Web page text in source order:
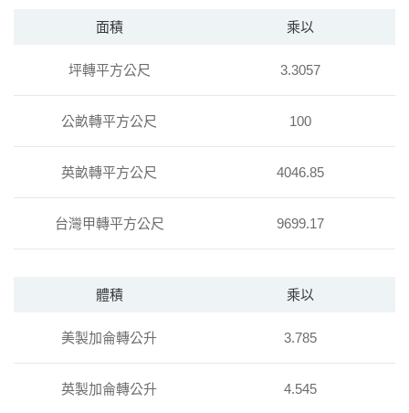
面積 乘以
坪轉平方公尺 3.3057
公畝轉平方公尺 100
英畝轉平方公尺 4046.85
台灣甲轉平方公尺 9699.17
體積 乘以
美製加侖轉公升 3.785
英製加侖轉公升 4.545